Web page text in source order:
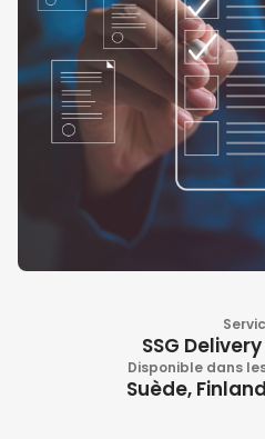
SSG
Disponible dans
Suède,